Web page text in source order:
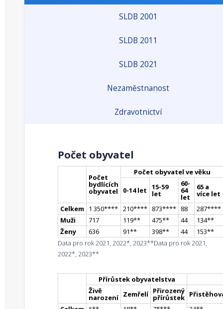
SLDB 2001
SLDB 2011
SLDB 2021
Nezaměstnanost
Zdravotnictví
Počet obyvatel
Počet
bydlících
obyvatel
Počet obyvatel ve věku
0-14 let 15-59
let
60-
64
let
65 a
více let
Celkem
1 350**** 210**** 873**** 88 287****
Muži
717 119** 475** 44 134**
Ženy
636 91** 398** 44 153**
Data pro rok 2021, 2022*, 2023**Data pro rok 2021,
2022*, 2023**
Přírůstek obyvatelstva
Živě
narození Zemřelí Přirozený
přírůstek